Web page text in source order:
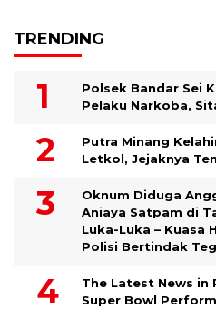
TRENDING
Polsek Bandar Sei
Pelaku Narkoba,
Putra Minang
Letkol, Jejaknya
Oknum Diduga
Aniaya Satpam di
Luka-Luka – Kuasa
Polisi Bertindak
The Latest News in
Super Bowl